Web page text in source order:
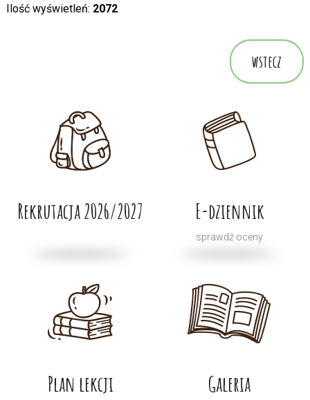
Ilość wyświetleń: 2072
wstecz
Rekrutacja 2026/2027 E-dziennik
sprawdź oceny
Plan lekcji Galeria